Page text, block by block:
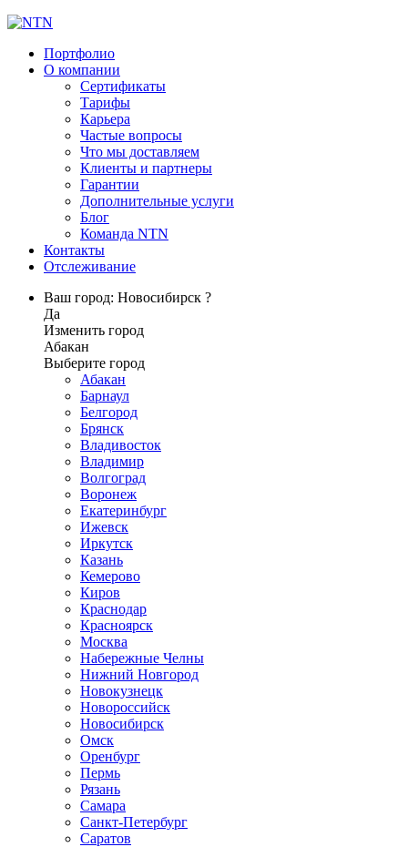
Портфолио
О компании
Сертификаты
Тарифы
Карьера
Частые вопросы
Что мы доставляем
Клиенты и партнеры
Гарантии
Дополнительные услуги
Блог
Команда NTN
Контакты
Отслеживание
Ваш город: Новосибирск ?
Да
Изменить город
Абакан
Выберите город
Абакан
Барнаул
Белгород
Брянск
Владивосток
Владимир
Волгоград
Воронеж
Екатеринбург
Ижевск
Иркутск
Казань
Кемерово
Киров
Краснодар
Красноярск
Москва
Набережные Челны
Нижний Новгород
Новокузнецк
Новороссийск
Новосибирск
Омск
Оренбург
Пермь
Рязань
Самара
Санкт-Петербург
Саратов